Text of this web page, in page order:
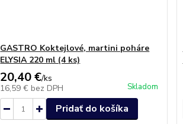
GASTRO Koktejlové, martini poháre
ELYSIA 220 ml (4 ks)
20,40 €/ks
16,59 € bez DPH Skladom
Pridať do košíka